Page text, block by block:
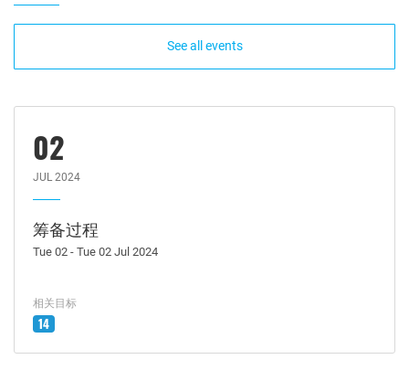
See all events
02
JUL 2024
筹备过程
Tue 02 - Tue 02 Jul 2024
相关目标
14